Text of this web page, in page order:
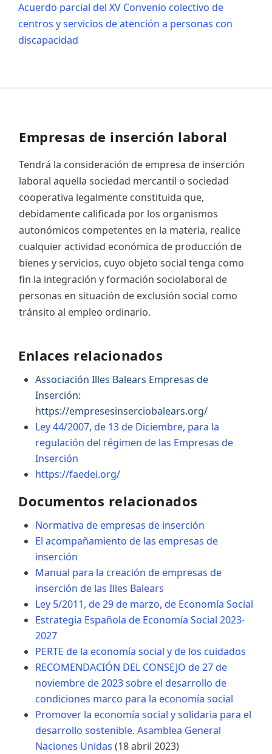
Acuerdo parcial del XV Convenio colectivo de
centros y servicios de atención a personas con
discapacidad
Empresas de inserción laboral
Tendrá la consideración de empresa de inserción
laboral aquella sociedad mercantil o sociedad
cooperativa legalmente constituida que,
debidamente calificada por los organismos
autonómicos competentes en la materia, realice
cualquier actividad económica de producción de
bienes y servicios, cuyo objeto social tenga como
fin la integración y formación sociolaboral de
personas en situación de exclusión social como
tránsito al empleo ordinario.
Enlaces relacionados
Associación Illes Balears Empresas de
Inserción:
https://empresesinserciobalears.org/
Ley 44/2007, de 13 de Diciembre, para la
regulación del régimen de las Empresas de
Inserción
https://faedei.org/
Documentos relacionados
Normativa de empresas de inserción
El acompañamiento de las empresas de
inserción
Manual para la creación de empresas de
inserción de las Illes Balears
Ley 5/2011, de 29 de marzo, de Economía Social
Estrategia Española de Economía Social 2023-
2027
PERTE de la economía social y de los cuidados
RECOMENDACIÓN DEL CONSEJO de 27 de
noviembre de 2023 sobre el desarrollo de
condiciones marco para la economía social
Promover la economía social y solidaria para el
desarrollo sostenible. Asamblea General
Naciones Unidas (18 abril 2023)